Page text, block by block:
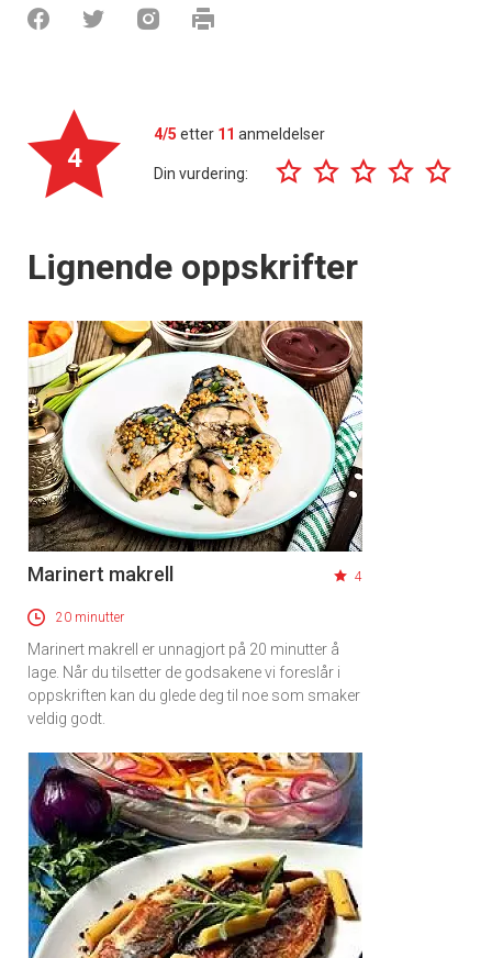
4
4/5 etter 11 anmeldelser
Din vurdering:
Lignende oppskrifter
Marinert makrell 4
20 minutter
Marinert makrell er unnagjort på 20 minutter å
lage. Når du tilsetter de godsakene vi foreslår i
oppskriften kan du glede deg til noe som smaker
veldig godt.